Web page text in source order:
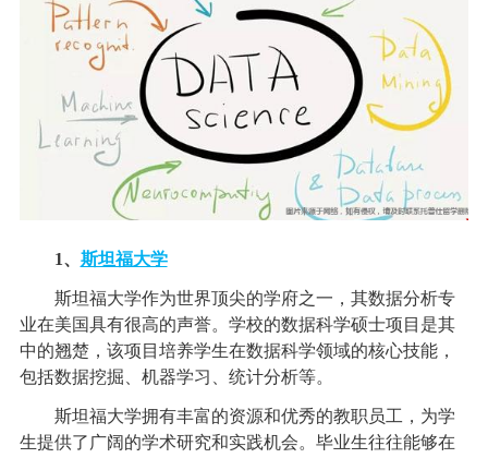
1、 斯坦福大学
斯坦福大学作为世界顶尖的学府之一，其数据分析专
业在美国具有很高的声誉。学校的数据科学硕士项目是其
中的翘楚，该项目培养学生在数据科学领域的核心技能，
包括数据挖掘、机器学习、统计分析等。
斯坦福大学拥有丰富的资源和优秀的教职员工，为学
生提供了广阔的学术研究和实践机会。毕业生往往能够在